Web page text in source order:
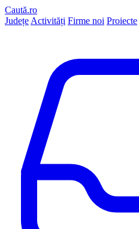
Caută.ro
Județe Activități Firme noi Proiecte